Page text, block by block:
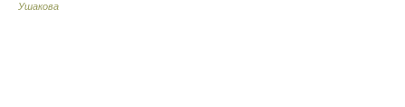
Ушакова